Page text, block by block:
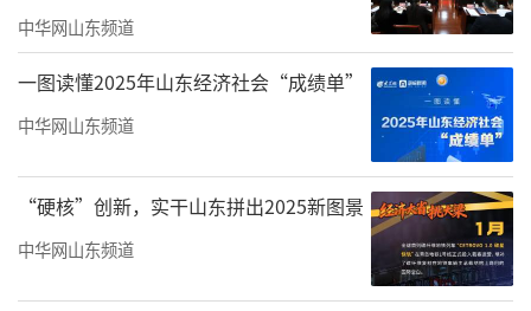
单调陈旧的古力盖焕然一新，成为小区内一道
道别致风景线。
中华网山东频道
一图读懂2025年山东经济社会“成绩单”
中华网山东频道
“硬核”创新，实干山东拼出2025新图景
中华网山东频道